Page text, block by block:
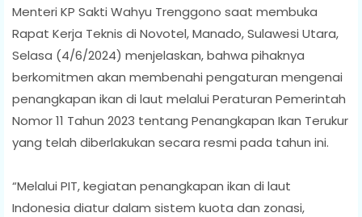
Menteri KP Sakti Wahyu Trenggono saat membuka
Rapat Kerja Teknis di Novotel, Manado, Sulawesi Utara,
Selasa (4/6/2024) menjelaskan, bahwa pihaknya
berkomitmen akan membenahi pengaturan mengenai
penangkapan ikan di laut melalui Peraturan Pemerintah
Nomor 11 Tahun 2023 tentang Penangkapan Ikan Terukur
yang telah diberlakukan secara resmi pada tahun ini.
“Melalui PIT, kegiatan penangkapan ikan di laut
Indonesia diatur dalam sistem kuota dan zonasi,